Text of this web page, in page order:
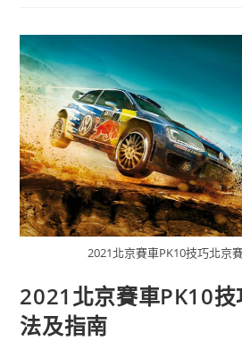
2021北京賽車PK10技巧北京
2021北京賽車PK10
法及指南